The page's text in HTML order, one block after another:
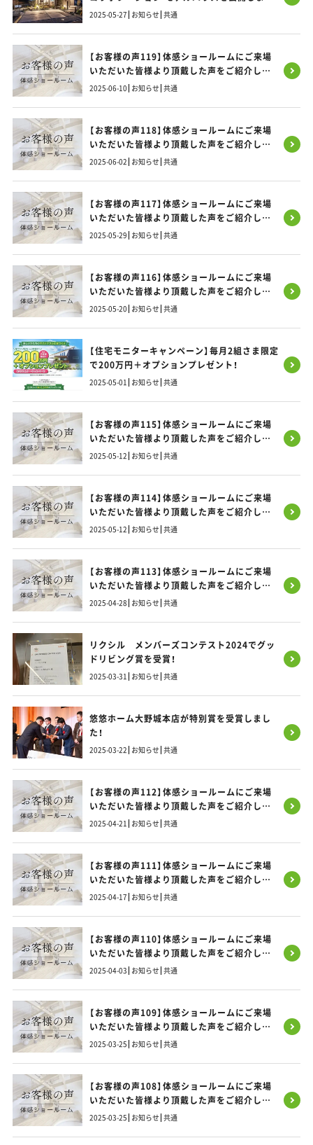
た！／大野城SIモデルハウス
2025-05-27 お知らせ 共通
【お客様の声119】体感ショールームにご来場
いただいた皆様より頂戴した声をご紹介しま
す！
2025-06-10 お知らせ 共通
【お客様の声118】体感ショールームにご来場
いただいた皆様より頂戴した声をご紹介しま
す！
2025-06-02 お知らせ 共通
【お客様の声117】体感ショールームにご来場
いただいた皆様より頂戴した声をご紹介しま
す！
2025-05-29 お知らせ 共通
【お客様の声116】体感ショールームにご来場
いただいた皆様より頂戴した声をご紹介しま
す！
2025-05-20 お知らせ 共通
【住宅モニターキャンペーン】毎月2組さま限定
で200万円＋オプションプレゼント！
2025-05-01 お知らせ 共通
【お客様の声115】体感ショールームにご来場
いただいた皆様より頂戴した声をご紹介しま
す！
2025-05-12 お知らせ 共通
【お客様の声114】体感ショールームにご来場
いただいた皆様より頂戴した声をご紹介しま
す！
2025-05-12 お知らせ 共通
【お客様の声113】体感ショールームにご来場
いただいた皆様より頂戴した声をご紹介しま
す！
2025-04-28 お知らせ 共通
リクシル メンバーズコンテスト2024でグッ
ドリビング賞を受賞！
2025-03-31 お知らせ 共通
悠悠ホーム大野城本店が特別賞を受賞しまし
た！
2025-03-22 お知らせ 共通
【お客様の声112】体感ショールームにご来場
いただいた皆様より頂戴した声をご紹介しま
す！
2025-04-21 お知らせ 共通
【お客様の声111】体感ショールームにご来場
いただいた皆様より頂戴した声をご紹介しま
す！
2025-04-17 お知らせ 共通
【お客様の声110】体感ショールームにご来場
いただいた皆様より頂戴した声をご紹介しま
す！
2025-04-03 お知らせ 共通
【お客様の声109】体感ショールームにご来場
いただいた皆様より頂戴した声をご紹介しま
す！
2025-03-25 お知らせ 共通
【お客様の声108】体感ショールームにご来場
いただいた皆様より頂戴した声をご紹介しま
す！
2025-03-25 お知らせ 共通